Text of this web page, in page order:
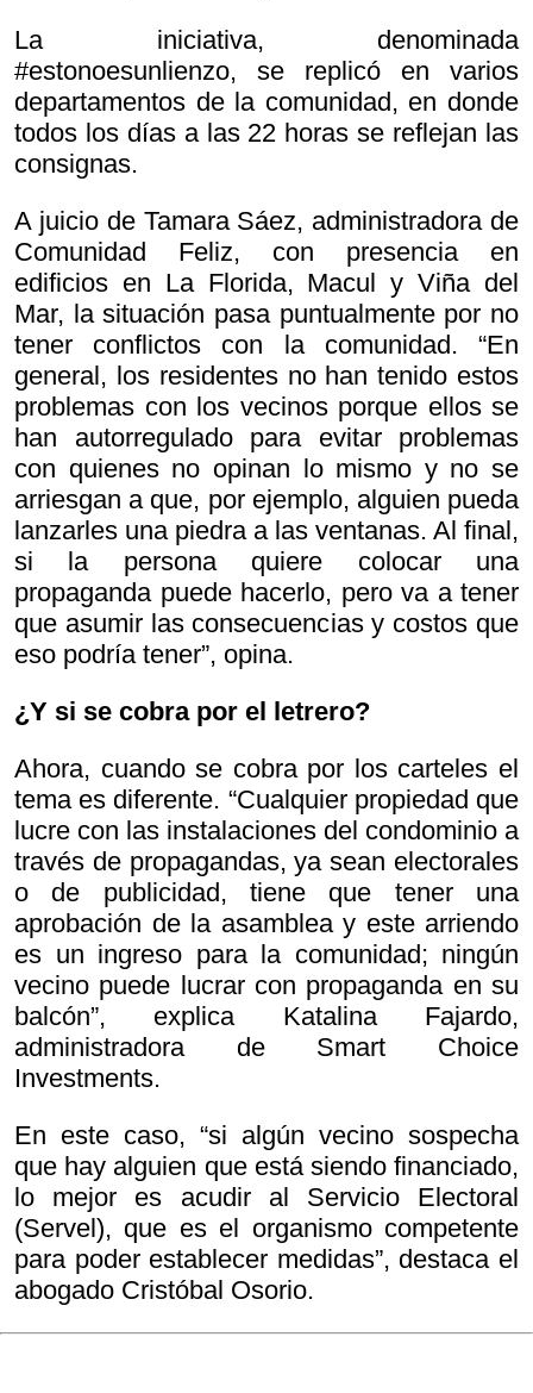
La iniciativa, denominada
#estonoesunlienzo, se replicó en varios
departamentos de la comunidad, en donde
todos los días a las 22 horas se reflejan las
consignas.
A juicio de Tamara Sáez, administradora de
Comunidad Feliz, con presencia en
edificios en La Florida, Macul y Viña del
Mar, la situación pasa puntualmente por no
tener conflictos con la comunidad. “En
general, los residentes no han tenido estos
problemas con los vecinos porque ellos se
han autorregulado para evitar problemas
con quienes no opinan lo mismo y no se
arriesgan a que, por ejemplo, alguien pueda
lanzarles una piedra a las ventanas. Al final,
si la persona quiere colocar una
propaganda puede hacerlo, pero va a tener
que asumir las consecuencias y costos que
eso podría tener”, opina.
¿Y si se cobra por el letrero?
Ahora, cuando se cobra por los carteles el
tema es diferente. “Cualquier propiedad que
lucre con las instalaciones del condominio a
través de propagandas, ya sean electorales
o de publicidad, tiene que tener una
aprobación de la asamblea y este arriendo
es un ingreso para la comunidad; ningún
vecino puede lucrar con propaganda en su
balcón”, explica Katalina Fajardo,
administradora de Smart Choice
Investments.
En este caso, “si algún vecino sospecha
que hay alguien que está siendo financiado,
lo mejor es acudir al Servicio Electoral
(Servel), que es el organismo competente
para poder establecer medidas”, destaca el
abogado Cristóbal Osorio.